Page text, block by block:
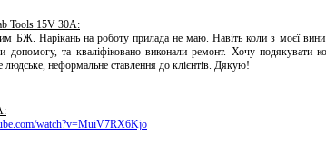
Tools 15V 30A:
БЖ. Нарікань на роботу прилада не маю. Навіть коли з моєї вини
допомогу, та кваліфіковано виконали ремонт. Хочу подякувати
неформальне ставлення до клієнтів. Дякую!
watch?v=MuiV7RX6Kjo